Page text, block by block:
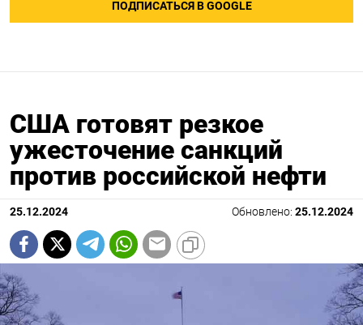
ПОДПИСАТЬСЯ В GOOGLE
США готовят резкое
ужесточение санкций
против российской нефти
25.12.2024 Обновлено: 25.12.2024